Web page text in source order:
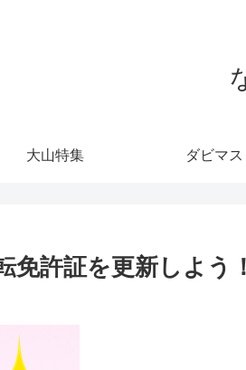
大山特集 ダビマス
免許証を更新しよう